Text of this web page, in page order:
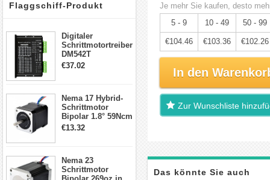
Flaggschiff-Produkt
Digitaler
Schrittmotortreiber
DM542T
Schrittmotor
Schrittmotor
€37.02
Nema 17 Hybrid-
Schrittmotor
Bipolar 1.8° 59Ncm
2A 4 Drähte mit 1m
€13.32
Nema 23
Schrittmotor
Je mehr Sie kaufen, desto
5 - 9
10 - 49 50 - 99
€104.46 €103.36 €102.26
In den
Zur Wunschliste
Das könnte Sie auch